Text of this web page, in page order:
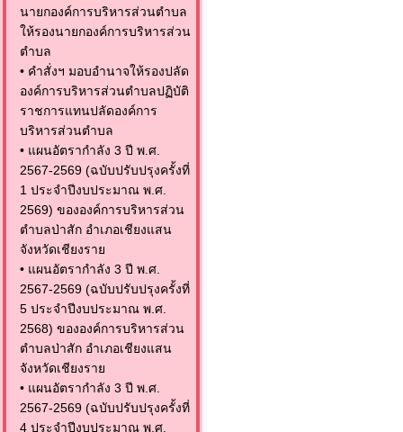
นายกองค์การบริหารส่วนตำบล
ให้รองนายกองค์การบริหารส่วน
ตำบล
• คำสั่งฯ มอบอำนาจให้รองปลัด
องค์การบริหารส่วนตำบลปฏิบัติ
ราชการแทนปลัดองค์การ
บริหารส่วนตำบล
• แผนอัตรากำลัง 3 ปี พ.ศ.
2567-2569 (ฉบับปรับปรุงครั้งที่
1 ประจำปีงบประมาณ พ.ศ.
2569) ขององค์การบริหารส่วน
ตำบลป่าสัก อำเภอเชียงแสน
จังหวัดเชียงราย
• แผนอัตรากำลัง 3 ปี พ.ศ.
2567-2569 (ฉบับปรับปรุงครั้งที่
5 ประจำปีงบประมาณ พ.ศ.
2568) ขององค์การบริหารส่วน
ตำบลป่าสัก อำเภอเชียงแสน
จังหวัดเชียงราย
• แผนอัตรากำลัง 3 ปี พ.ศ.
2567-2569 (ฉบับปรับปรุงครั้งที่
4 ประจำปีงบประมาณ พ.ศ.